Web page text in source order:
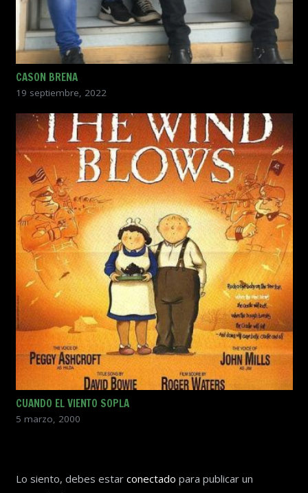
CASON BRENA
19 septiembre, 2022
CUANDO EL VIENTO SOPLA
5 marzo, 2000
Lo siento, debes estar conectado para publicar un